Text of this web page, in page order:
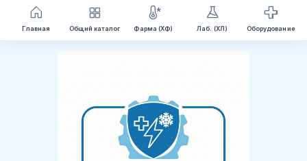
Перейти
Главная Общий каталог Фарма (ХФ) Лаб. (ХЛ) Оборудование